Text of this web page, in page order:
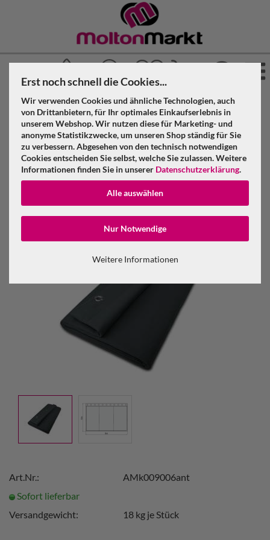
Erst noch schnell die Cookies...
Wir verwenden Cookies und ähnliche Technologien, auch
von Drittanbietern, für Ihr optimales Einkaufserlebnis in
unserem Webshop. Wir nutzen diese für Marketing- und
anonyme Statistikzwecke, um unseren Shop ständig für Sie
zu verbessern. Abgesehen von den technisch notwendigen
Cookies entscheiden Sie selbst, welche Sie zulassen. Weitere
Informationen finden Sie in unserer Datenschutzerklärung.
Alle auswählen
Nur Notwendige
Weitere Informationen
Konto erstellen
Molton Markt » Akustikstoff » Akustikvorhang geöst
Anthrazit »
Akustikvorhang anthrazit Molton 300 g/m² B=9m (geöst) x
H=6m
Akustikvorhang anthrazit Molton 300
g/m² B=9m (geöst) x H=6m
Art.Nr.:
AMk009006ant
Sofort lieferbar
Versandgewicht:
18 kg je Stück